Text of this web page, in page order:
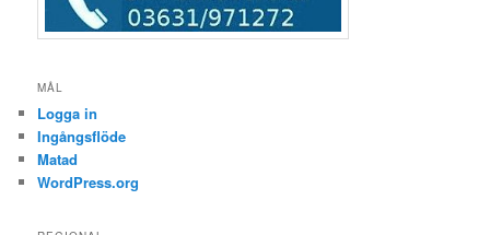
MÅL
Logga in
Ingångsflöde
Matad
WordPress.org